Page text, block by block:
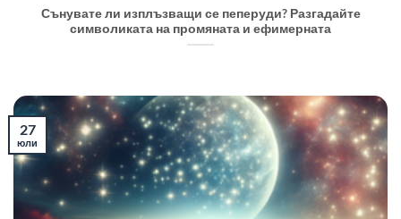
Сънувате ли изплъзващи се пеперуди? Разгадайте
символиката на промяната и ефимерната
27
юли